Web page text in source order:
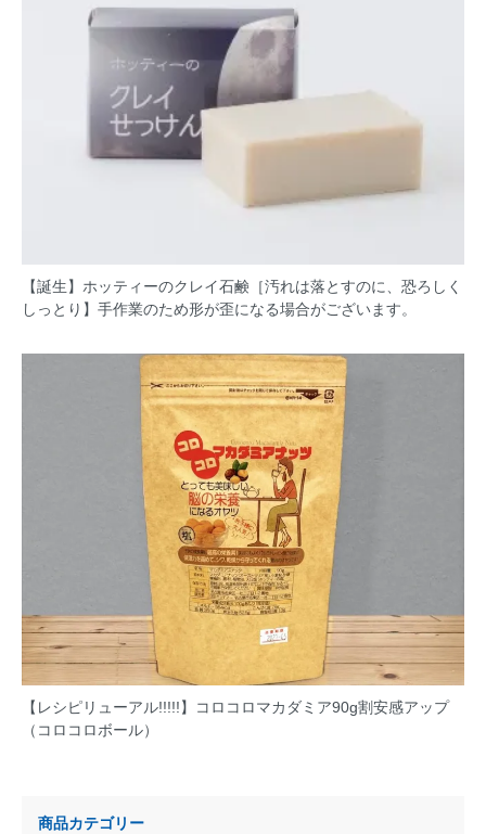
【誕生】ホッティーのクレイ石鹸［汚れは落とすのに、恐ろしく
しっとり】手作業のため形が歪になる場合がございます。
【レシピリューアル!!!!!】コロコロマカダミア90g割安感アップ
（コロコロボール）
商品カテゴリー